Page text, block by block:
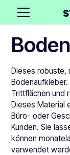
Dieses robuste,
Trittflächen und
Dieses Material
Büro- oder
Kunden. Sie
können
verwendet